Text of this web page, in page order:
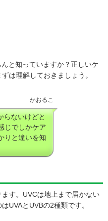
と知っていますか？正しいケ
は理解しておきましょう。
かおるこ
らないけどと
じでしかケア
りと違いを知
す。UVCは地上まで届かない
UVAとUVBの2種類です。